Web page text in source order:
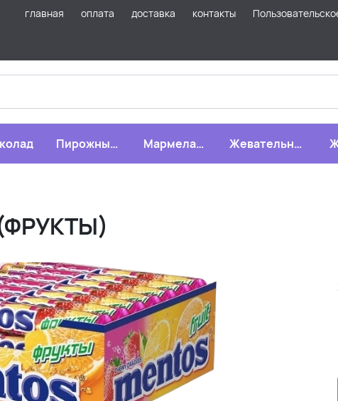
главная оплата доставка контакты
Пирожные,
бисквиты,
Мармелад,
зефир,
Жевательная
резинка